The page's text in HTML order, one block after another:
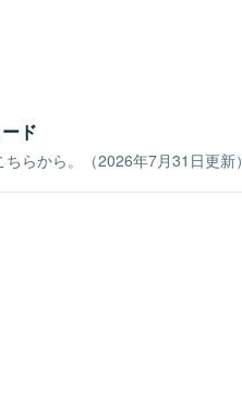
ド
らから。（2026年7月31日更新）